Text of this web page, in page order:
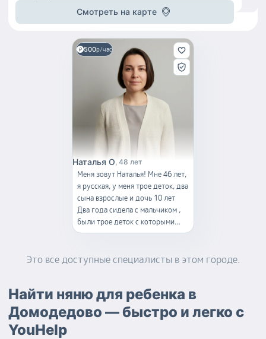
Смотреть на карте
500р/час
Наталья О 48 лет
Меня зовут Наталья! Мне 46 лет,
я русская, у меня трое деток, два
сына взрослые и дочь 10 лет
Два года сидела с мальчиком ,
были трое деток с которыми
тоже занималась, потом был
няньчилась, могу порисовать,
Это все доступныеспециалисты в этом городе.
Найти няню для ребенка в
Домодедово — быстро и легко с
YouHelp